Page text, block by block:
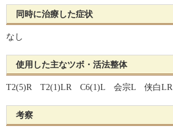
同時に治療した症状
なし
使用した主なツボ・活法整体
T2(5)R T2(1)LR C6(1)L 会宗L 侠白LR
考察